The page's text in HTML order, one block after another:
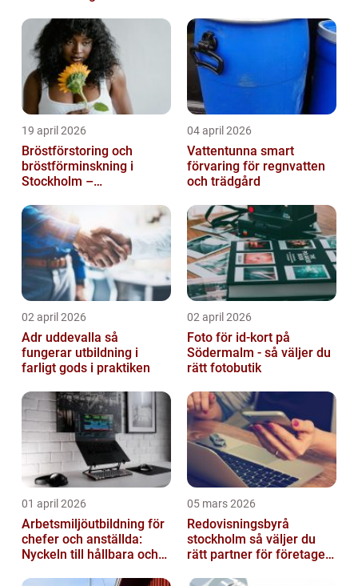
19 april 2026
Bröstförstoring och
bröstförminskning i
Stockholm –
04 april 2026
Vattentunna smart
förvaring för regnvatten
och trädgård
02 april 2026
Adr uddevalla så
fungerar utbildning i
farligt gods i praktiken
02 april 2026
Foto för id-kort på
Södermalm - så väljer du
rätt fotobutik
01 april 2026
Arbetsmiljöutbildning för
chefer och anställda:
Nyckeln till hållbara och
05 mars 2026
Redovisningsbyrå
stockholm så väljer du
rätt partner för företagets